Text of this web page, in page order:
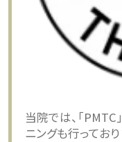
当院では、「PMTC
ニングも行っており